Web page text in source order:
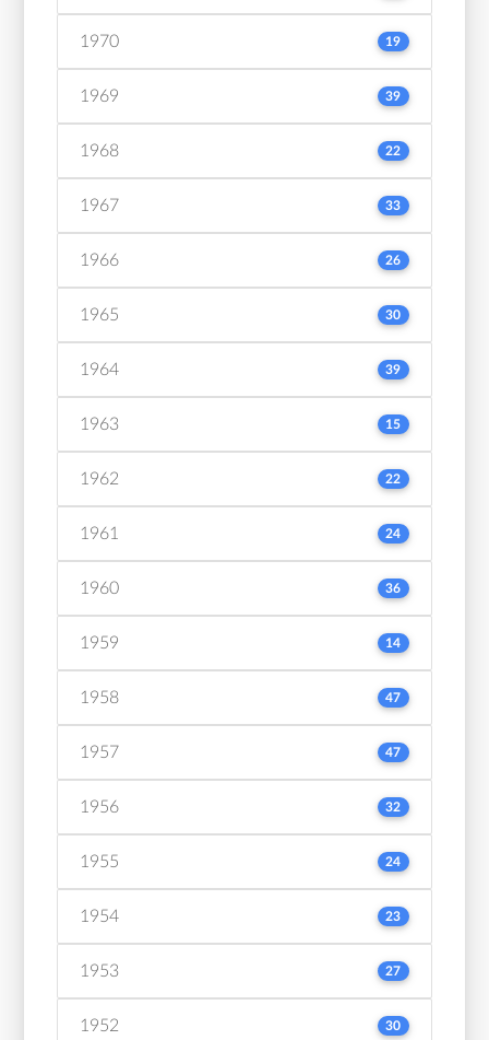
1970 19
1969 39
1968 22
1967 33
1966 26
1965 30
1964 39
1963 15
1962 22
1961 24
1960 36
1959 14
1958 47
1957 47
1956 32
1955 24
1954 23
1953 27
1952 30